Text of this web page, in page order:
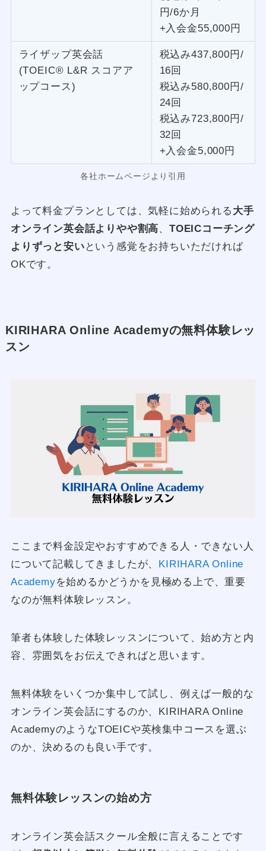
円/6か月
+入会金55,000円
ライザップ英会話
(TOEIC® L&R スコアア
ップコース)
税込み437,800円/
16回
税込み580,800円/
24回
税込み723,800円/
32回
+入会金5,000円
各社ホームページより引用
よって料金プランとしては、気軽に始められる 大手
オンライン英会話よりやや割高、TOEICコーチング
よりずっと安い という感覚をお持ちいただければ
OKです。
KIRIHARA Online Academyの無料体験レッ
スン
ここまで料金設定やおすすめできる人・できない人
について記載してきましたが、
KIRIHARA Online
Academyを始めるかどうかを見極める上で、重要
なのが無料体験レッスン。
筆者も体験した体験レッスンについて、始め方と内
容、雰囲気をお伝えできればと思います。
無料体験をいくつか集中して試し、例えば一般的な
オンライン英会話にするのか、KIRIHARA Online
AcademyのようなTOEICや英検集中コースを選ぶ
のか、決めるのも良い手です。
無料体験レッスンの始め方
オンライン英会話スクール全般に言えることです